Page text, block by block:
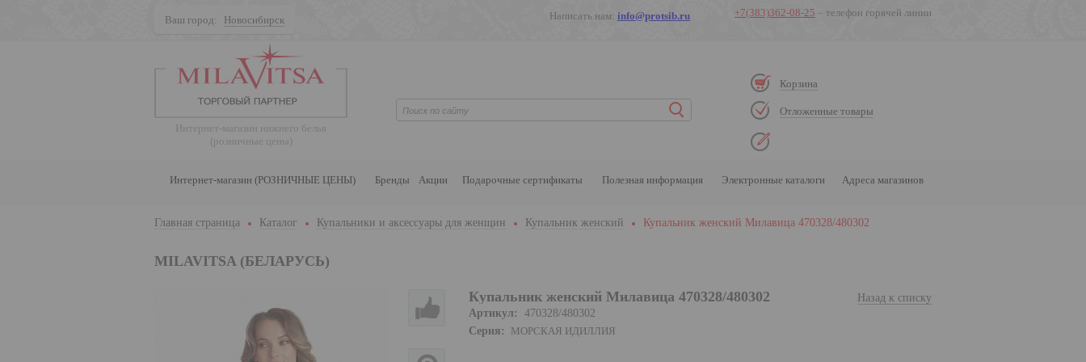
+7(383)362-08-25 – телефон горячей линии
Написать нам: info@protsib.ru
Ваш город: Новосибирск
Корзина
Отложенные товары
Интернет-магазин нижнего белья
(розничные цены)
Интернет-магазин (РОЗНИЧНЫЕ ЦЕНЫ) Бренды Акции Подарочные сертификаты Полезная информация Электронные каталоги Адреса магазинов
Главная страница Каталог Купальники и аксессуары для женщин Купальник женский Купальник женский Милавица 470328/480302
MILAVITSA (БЕЛАРУСЬ)
Назад к списку
Купальник женский Милавица 470328/480302
Артикул:
470328/480302
Серия:
МОРСКАЯ ИДИЛЛИЯ